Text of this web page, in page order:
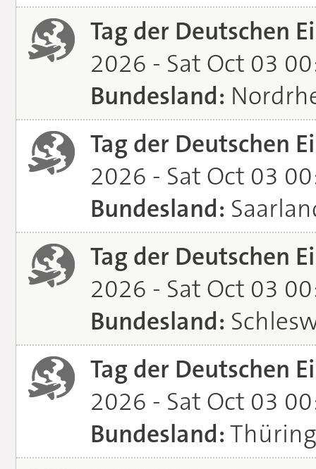
Tag der Deutschen
2026 - Sat Oct 03
Bundesland:
Tag der Deutschen
2026 - Sat Oct 03
Bundesland:
Tag der Deutschen
2026 - Sat Oct 03
Bundesland:
Tag der Deutschen
2026 - Sat Oct 03
Bundesland: